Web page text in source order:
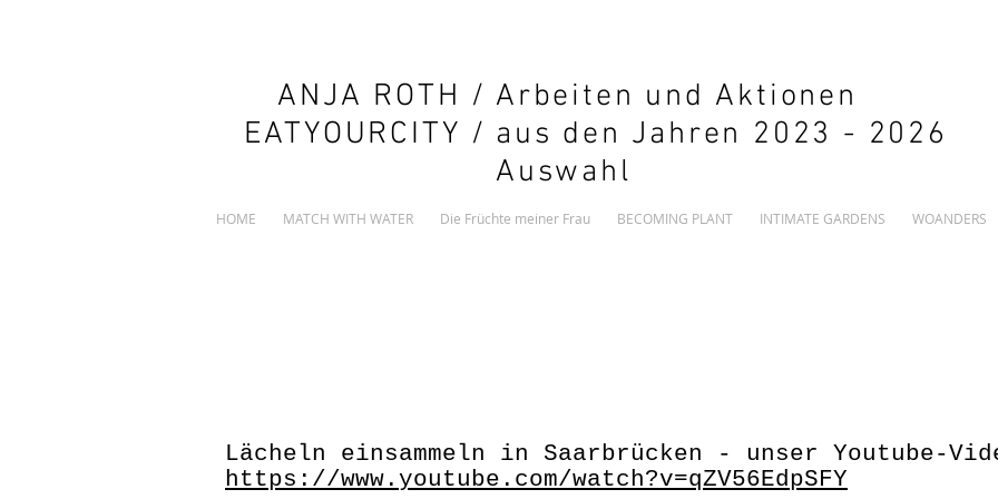
ANJA ROTH /
EATYOURCITY /
Arbeiten und Aktionen
aus den Jahren 2023 - 2026
Auswahl
HOME MATCH WITH WATER Die Früchte meiner Frau BECOMING PLANT INTIMATE GARDENS WOANDERS
Lächeln einsammeln in Saarbrücken - unser Youtube-
https://www.youtube.com/watch?v=qZV56EdpSFY